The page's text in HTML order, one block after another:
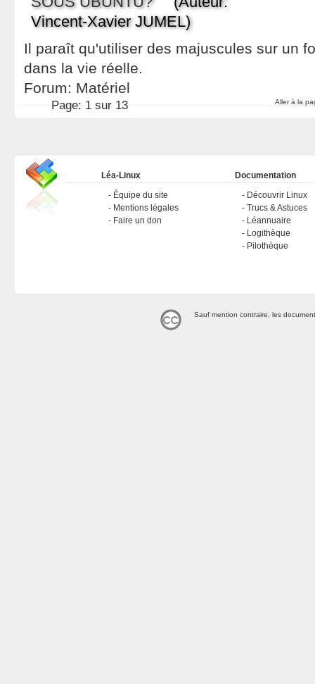
Vincent-Xavier JUMEL)
Il paraît qu'utiliser des majuscules sur un
dans la vie réelle.
Forum: Matériel
Aller à la
Page: 1 sur 13
Léa-Linux
Équipe du site
Mentions légales
Faire un don
Documentation
Découvrir Linux
Trucs & Astuces
Léannuaire
Logithèque
Pilothèque
Sauf mention contraire, les